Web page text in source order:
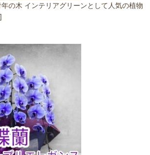
木 インテリアグリーンとして人気の植物